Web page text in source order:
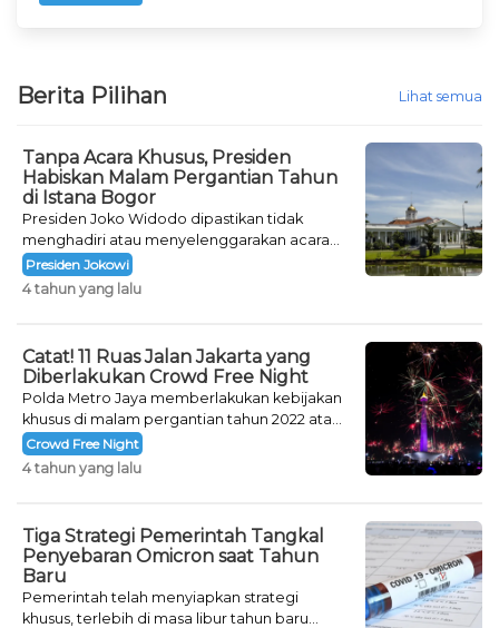
Berita Pilihan Lihat semua
Tanpa Acara Khusus, Presiden
Habiskan Malam Pergantian Tahun
di Istana Bogor
Presiden Joko Widodo dipastikan tidak
menghadiri atau menyelenggarakan acara
khusus untuk mengisi malam pergantian
tahun.
Presiden Jokowi
4 tahun yang lalu
Catat! 11 Ruas Jalan Jakarta yang
Diberlakukan Crowd Free Night
Polda Metro Jaya memberlakukan kebijakan
khusus di malam pergantian tahun 2022 atau
Crowd Free Night selama dua hari.
Crowd Free Night
4 tahun yang lalu
Tiga Strategi Pemerintah Tangkal
Penyebaran Omicron saat Tahun
Baru
Pemerintah telah menyiapkan strategi
khusus, terlebih di masa libur tahun baru